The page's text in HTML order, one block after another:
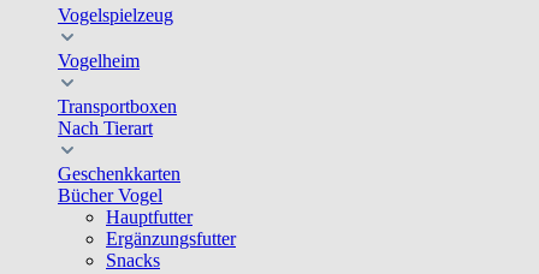
Vogelspielzeug
Vogelheim
Transportboxen
Nach Tierart
Geschenkkarten
Bücher Vogel
Hauptfutter
Ergänzungsfutter
Snacks